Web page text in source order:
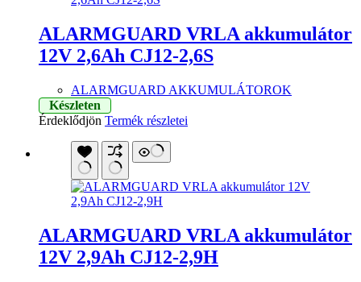
ALARMGUARD VRLA akkumulátor
12V 2,6Ah CJ12-2,6S
ALARMGUARD AKKUMULÁTOROK
Készleten
Érdeklődjön Termék részletei
ALARMGUARD VRLA akkumulátor
12V 2,9Ah CJ12-2,9H